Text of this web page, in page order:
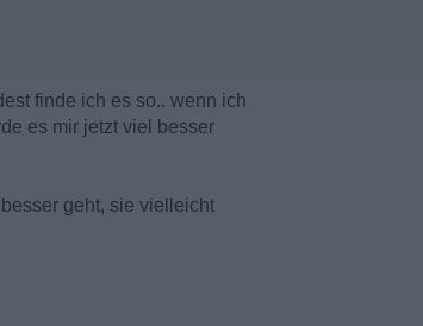
finde ich es so.. wenn ich
es mir jetzt viel besser
geht, sie vielleicht